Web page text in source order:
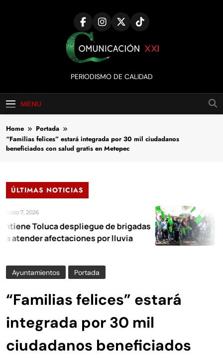
Comunicación
XXI
PERIODISMO DE CALIDAD
MENU
Home
Portada
“Familias felices” estará integrada por 30 mil ciudadanos
beneficiados con salud gratis en Metepec
ÚLTIMAS NOTICIAS
despliegue de brigadas
afectaciones por lluvia
Nancy
Ayuntamientos Portada
“Familias felices” estará
integrada por 30 mil
ciudadanos beneficiados